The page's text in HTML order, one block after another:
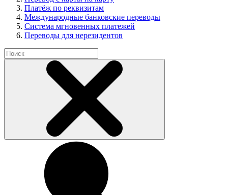
Платёж по реквизитам
Международные банковские переводы
Система мгновенных платежей
Переводы для нерезидентов